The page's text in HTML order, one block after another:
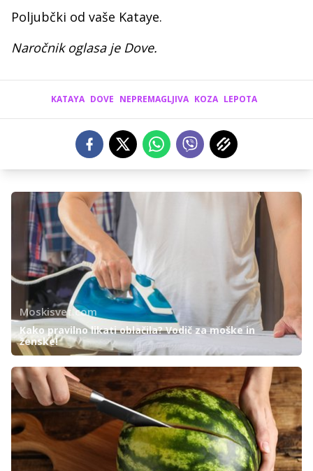
Poljubčki od vaše Kataye.
Naročnik oglasa je Dove.
KATAYA DOVE NEPREMAGLJIVA KOZA LEPOTA
Moskisvet.com
Kako pravilno likati oblačila? Vodič za moške in
ženske!